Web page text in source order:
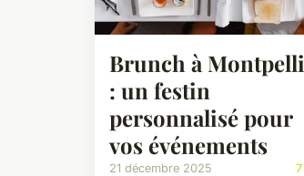
Brunch à
: un festin
personnalisé pour
vos événements
21 décembre 2025